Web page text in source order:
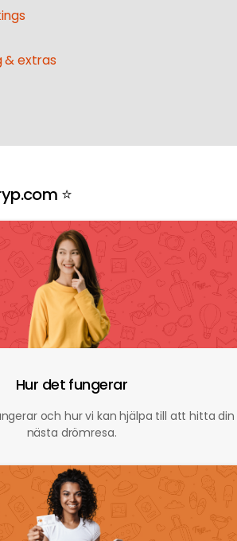
& extras
⭐️
Hur det fungerar
och hur vi kan hjälpa till att hitta din
nästa drömresa.